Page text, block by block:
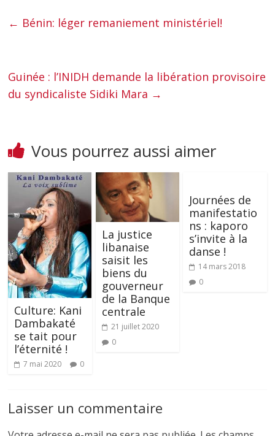
← Bénin: léger remaniement ministériel!
Guinée : l’INIDH demande la libération provisoire
du syndicaliste Sidiki Mara →
Vous pourrez aussi aimer
Culture: Kani
Dambakaté
se tait pour
l’éternité !
7 mai 2020 0
La justice
libanaise
saisit les
biens du
gouverneur
de la Banque
centrale
21 juillet 2020
0
Journées de
manifestatio
ns : kaporo
s’invite à la
danse !
14 mars 2018
0
Laisser un commentaire